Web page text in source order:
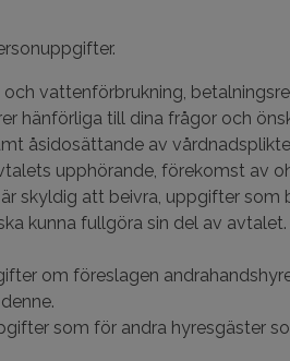
vattenförbrukning,
hänförliga till dina frågor och
åsidosättande av
upphörande, förekomst av
skyldig att beivra, uppgifter
kunna fullgöra sin del av avtalet.
om föreslagen
som för andra hyresgäster